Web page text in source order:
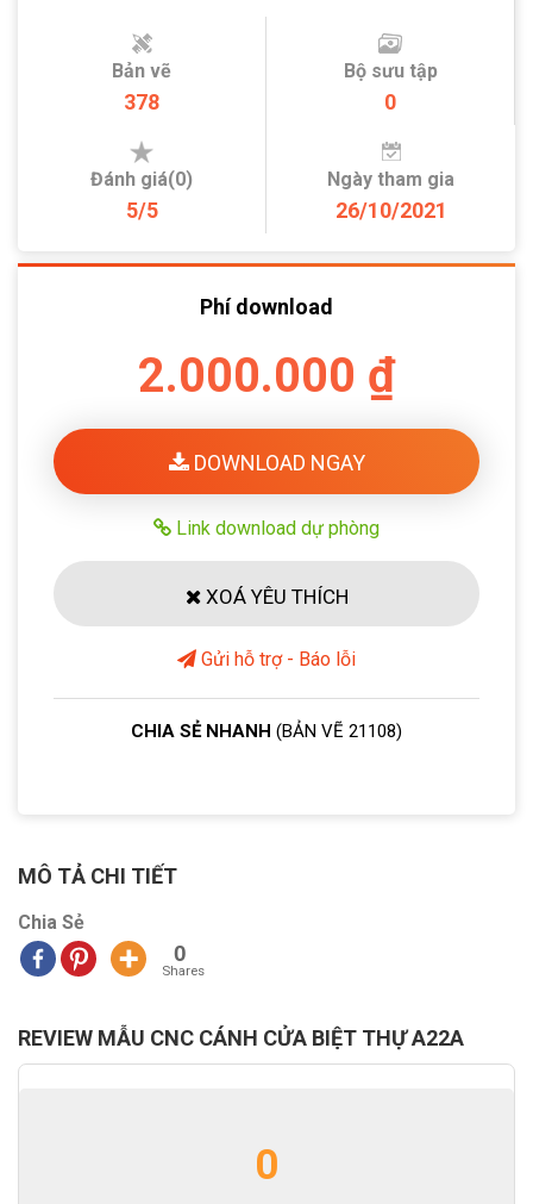
Bản vẽ
378
Bộ sưu tập
0
Đánh giá(0)
5/5
Ngày tham gia
26/10/2021
Phí download
2.000.000 ₫
DOWNLOAD NGAY
Link download dự phòng
XOÁ YÊU THÍCH
Gửi hỗ trợ - Báo lỗi
CHIA SẺ NHANH (BẢN VẼ 21108)
MÔ TẢ CHI TIẾT
Chia Sẻ
0
Shares
REVIEW MẪU CNC CÁNH CỬA BIỆT THỰ A22A
0